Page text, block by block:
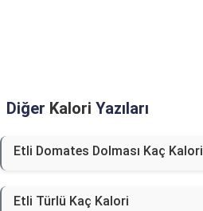
Diğer Kalori Yazıları
Etli Domates Dolması Kaç Kalori
Etli Türlü Kaç Kalori